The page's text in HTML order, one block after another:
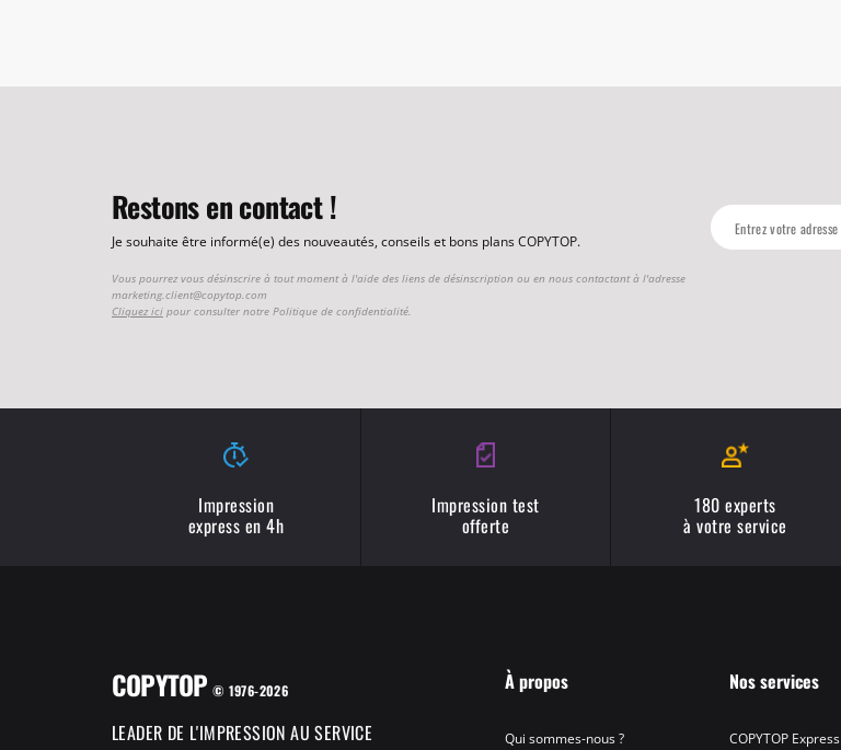
Restons en contact !
Je souhaite être informé(e) des nouveautés, conseils et bons plans COPYTOP.
Vous pourrez vous désinscrire à tout moment à l'aide des liens de désinscription ou en nous contactant à l'adresse
marketing.client@copytop.com
Cliquez ici pour consulter notre Politique de confidentialité.
Impression
express en 4h
Impression test
offerte
180 experts
à votre service
COPYTOP © 1976-2026
LEADER DE L'IMPRESSION AU SERVICE
À propos
Qui sommes-nous ?
Nos services
COPYTOP Express
COPYTOP utilise des
Cookies !
Chez COPYTOP, nous utilisons des cookies afin de vous